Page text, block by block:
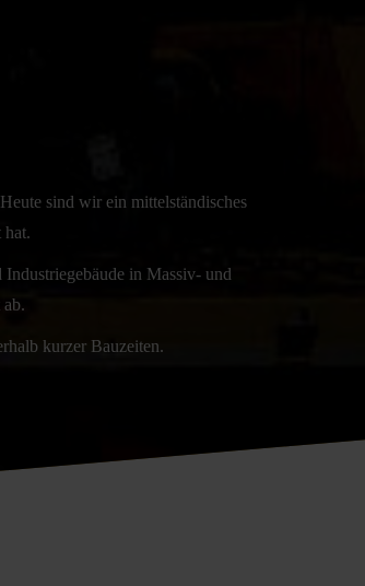
sind wir ein mittelständisches
hat.
in Massiv- und
kurzer Bauzeiten.